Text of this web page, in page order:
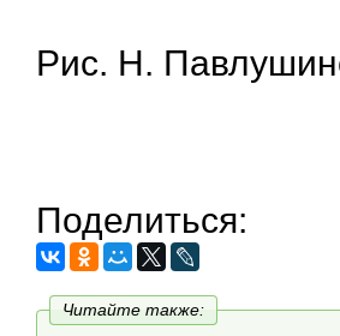
Рис. Н.
Поделиться:
Читайте также: